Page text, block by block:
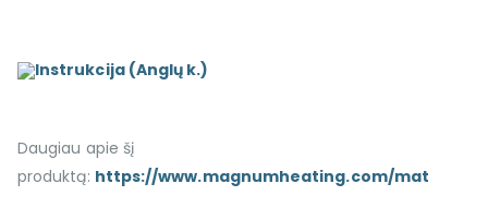
Instrukcija (Anglų k.)
Daugiau apie šį
produktą: https://www.magnumheating.com/mat